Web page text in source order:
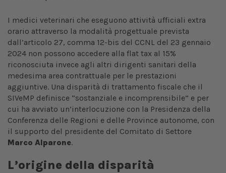
I medici veterinari che eseguono attività ufficiali extra
orario attraverso la modalità progettuale prevista
dall’articolo 27, comma 12-bis del CCNL del 23 gennaio
2024 non possono accedere alla flat tax al 15%
riconosciuta invece agli altri dirigenti sanitari della
medesima area contrattuale per le prestazioni
aggiuntive. Una disparità di trattamento fiscale che il
SIVeMP definisce “sostanziale e incomprensibile” e per
cui ha avviato un’interlocuzione con la Presidenza della
Conferenza delle Regioni e delle Province autonome, con
il supporto del presidente del Comitato di Settore
Marco Alparone.
L’origine della disparità